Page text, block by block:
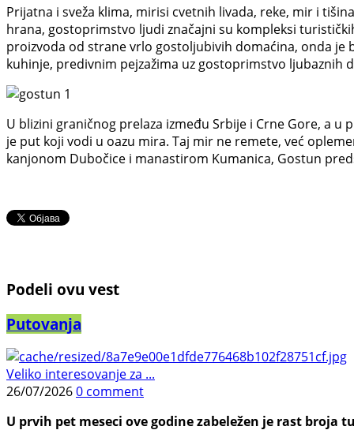
Prijatna i sveža klima, mirisi cvetnih livada, reke, mir i
hrana, gostoprimstvo ljudi značajni su kompleksi
proizvoda od strane vrlo gostoljubivih domaćina, onda
kuhinje, predivnim pejzažima uz gostoprimstvo ljubaznih
U blizini graničnog prelaza između Srbije i Crne Gore, a
je put koji vodi u oazu mira. Taj mir ne remete, već
kanjonom Dubočice i manastirom Kumanica, Gostun
Podeli ovu vest
Putovanja
Veliko interesovanje za ...
26/07/20260 comment
U prvih pet meseci ove godine zabeležen je rast